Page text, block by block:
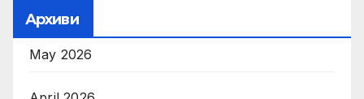
Архиви
May 2026